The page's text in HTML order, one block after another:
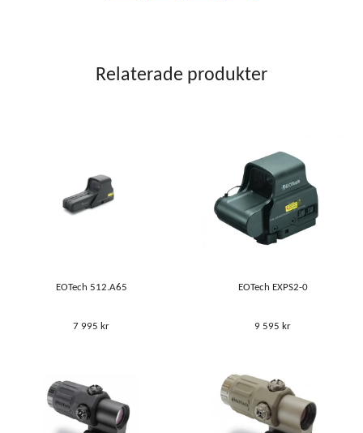
Relaterade produkter
EOTech 512.A65
7 995 kr
EOTech EXPS2-0
9 595 kr